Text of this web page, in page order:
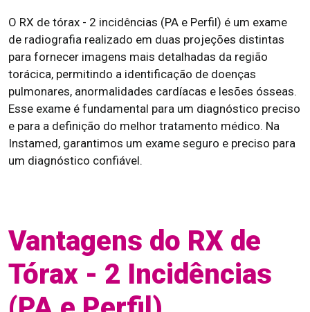
O RX de tórax - 2 incidências (PA e Perfil) é um exame
de radiografia realizado em duas projeções distintas
para fornecer imagens mais detalhadas da região
torácica, permitindo a identificação de doenças
pulmonares, anormalidades cardíacas e lesões ósseas.
Esse exame é fundamental para um diagnóstico preciso
e para a definição do melhor tratamento médico. Na
Instamed, garantimos um exame seguro e preciso para
um diagnóstico confiável.
Vantagens do RX de
Tórax - 2 Incidências